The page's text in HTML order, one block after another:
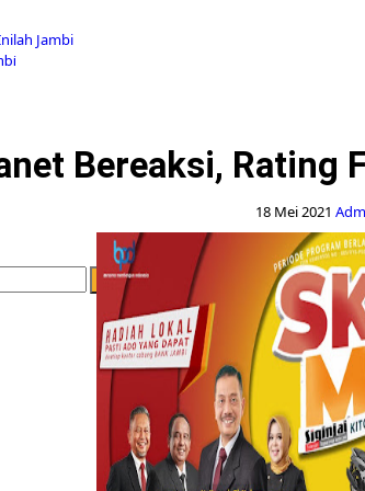
Bereaksi, Rating
18 Mei 2021